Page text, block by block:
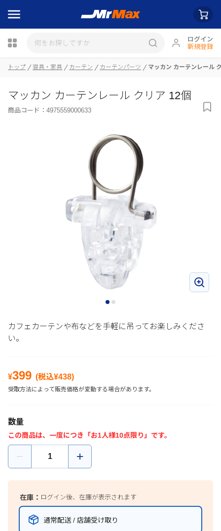
ログイン
新規登録
トップ 寝具・家具 カーテン カーテンパーツ マッカン カーテンレール
マッカン カーテンレール クリア 12個
商品コード： 4975559000633
カフェカーテンや布などを手軽に吊ってお楽しみくださ
い。
¥399 (税込¥438)
受取方法によって販売価格が変動する場合があります。
数量
この商品は、一度につき「お1人様10点限り」です。
在庫： ログイン後、在庫が表示されます
通常配送 / 店舗受け取り